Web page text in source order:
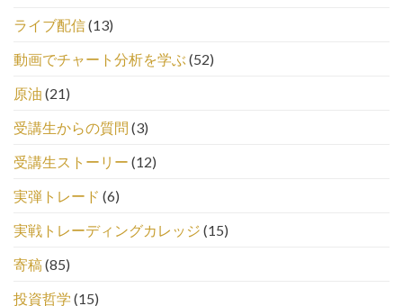
ライブ配信(13)
動画でチャート分析を学ぶ (52)
原油 (21)
受講生からの質問 (3)
受講生ストーリー (12)
実弾トレード (6)
実戦トレーディングカレッジ (15)
寄稿(85)
投資哲学 (15)